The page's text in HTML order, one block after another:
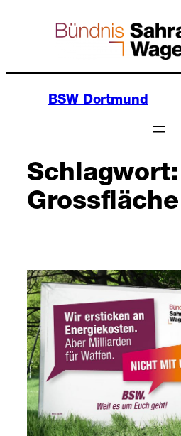
BSW Dortmund
Schlagwort:
Grossfläche